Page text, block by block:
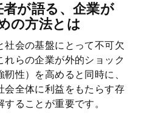
が語る、企業が
の方法とは
会の基盤にとって不可欠
らの企業が外的ショック
性）を高めると同時に、
会全体に利益をもたらす存
ることが重要です。